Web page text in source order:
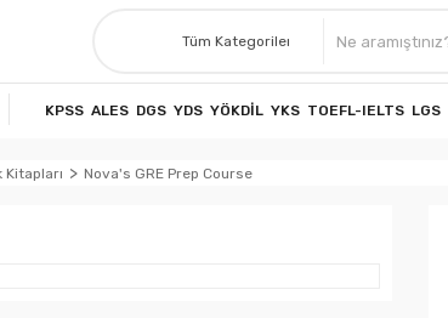
KPSS ALES DGS YDS YÖKDİL YKS TOEFL-IELTS LGS
Kitapları Nova's GRE Prep Course